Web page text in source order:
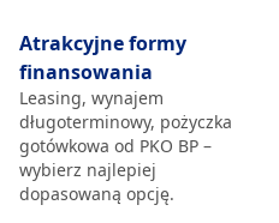
Atrakcyjne formy
finansowania
Leasing, wynajem
długoterminowy, pożyczka
gotówkowa od PKO BP –
wybierz najlepiej
dopasowaną opcję.